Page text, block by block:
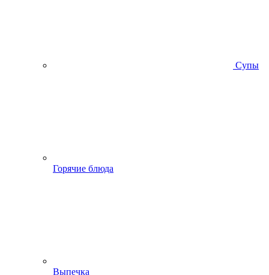
Супы
Горячие блюда
Выпечка